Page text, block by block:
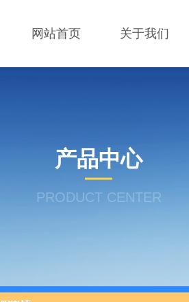
网站首页 关于我们
产品中心
PRODUCT CENTER